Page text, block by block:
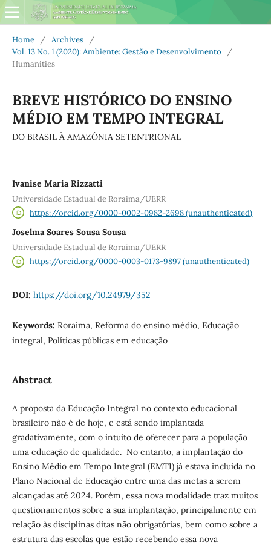
Home / Archives
/
Vol. 13 No. 1 (2020): Ambiente: Gestão e Desenvolvimento
/
Humanities
BREVE HISTÓRICO DO ENSINO
MÉDIO EM TEMPO INTEGRAL
DO BRASIL À AMAZÔNIA SETENTRIONAL
Ivanise Maria Rizzatti
Universidade Estadual de Roraima/UERR
https://orcid.org/0000-0002-0982-2698 (unauthenticated)
Joselma Soares Sousa Sousa
Universidade Estadual de Roraima/UERR
https://orcid.org/0000-0003-0173-9897 (unauthenticated)
DOI: https://doi.org/10.24979/352
Keywords: Roraima, Reforma do ensino médio, Educação
integral, Políticas públicas em educação
Abstract
A proposta da Educação Integral no contexto educacional
brasileiro não é de hoje, e está sendo implantada
gradativamente, com o intuito de oferecer para a população
uma educação de qualidade. No entanto, a implantação do
Ensino Médio em Tempo Integral (EMTI) já estava incluída no
Plano Nacional de Educação entre uma das metas a serem
alcançadas até 2024. Porém, essa nova modalidade traz muitos
questionamentos sobre a sua implantação, principalmente em
relação às disciplinas ditas não obrigatórias, bem como sobre a
estrutura das escolas que estão recebendo essa nova